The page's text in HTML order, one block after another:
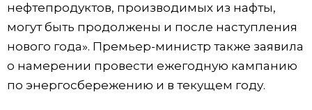
нефтепродуктов, производимых из нафты,
могут быть продолжены и после наступления
нового года». Премьер-министр также заявила
о намерении провести ежегодную кампанию
по энергосбережению и в текущем году.